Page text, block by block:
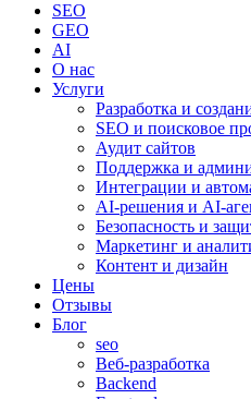
SEO
GEO
AI
О нас
Услуги
Разработка и
SEO и поисковое
Аудит сайтов
Поддержка и
Интеграции и
AI-решения и AI-
Безопасность и
Маркетинг и
Контент и дизайн
Цены
Отзывы
Блог
seo
Веб-разработка
Backend